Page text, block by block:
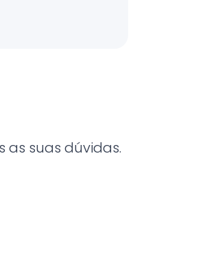
suas dúvidas.